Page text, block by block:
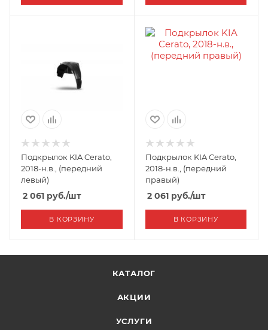
Подкрылок KIA Cerato,
2018-н.в., (передний
левый)
2 061 руб./шт
В КОРЗИНУ
Подкрылок KIA Cerato,
2018-н.в., (передний
правый)
2 061руб./шт
В КОРЗИНУ
КАТАЛОГ
АКЦИИ
УСЛУГИ